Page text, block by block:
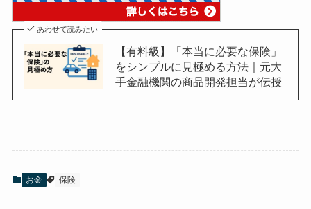
あわせて読みたい
【有料級】「本当に必要な保険」
をシンプルに見極める方法｜元大
手金融機関の商品開発担当が伝授
お金 保険